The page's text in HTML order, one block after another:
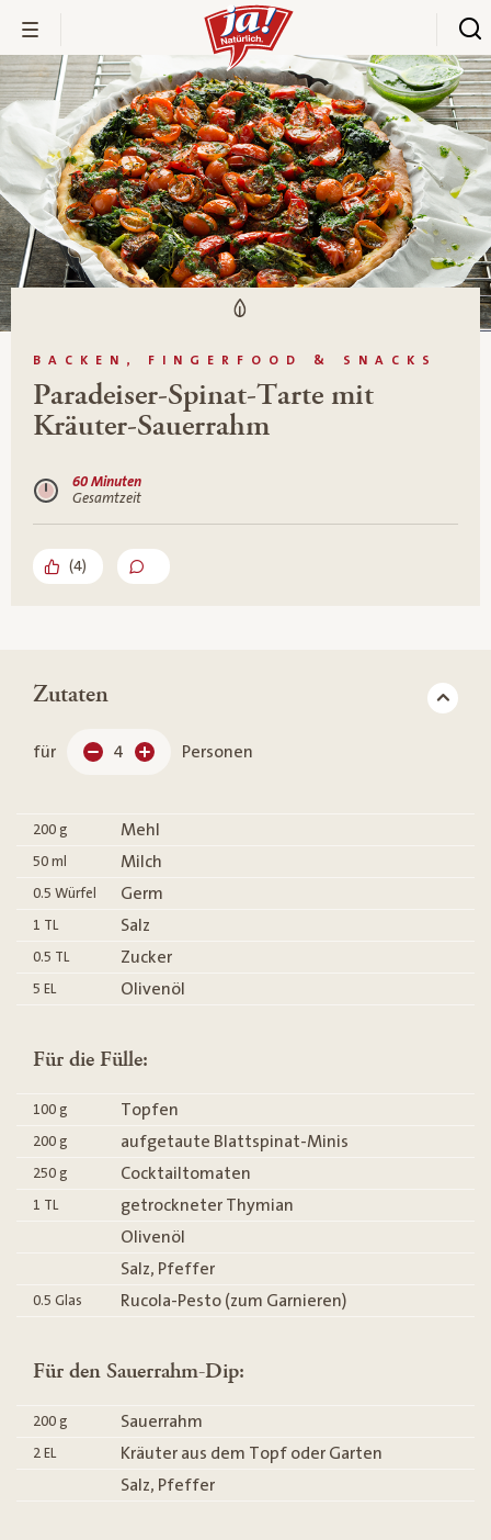
BACKEN, FINGERFOOD & SNACKS
Paradeiser-Spinat-Tarte mit
Kräuter-Sauerrahm
60 Minuten
Gesamtzeit
(4)
Zutaten
für 4 Personen
200 g Mehl
50 ml Milch
0.5 Würfel Germ
1 TL Salz
0.5 TL Zucker
5 EL Olivenöl
Für die Fülle:
100 g Topfen
200 g aufgetaute Blattspinat-Minis
250 g Cocktailtomaten
1 TL
getrockneter Thymian
Olivenöl
Salz, Pfeffer
0.5 Glas Rucola-Pesto (zum Garnieren)
Für den Sauerrahm-Dip:
200 g Sauerrahm
2 EL
Kräuter aus dem Topf oder Garten
Salz, Pfeffer